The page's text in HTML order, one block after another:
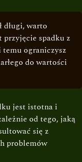
długi, warto
przyjęcie spadku z
ograniczysz
do wartości
jest istotna i
od tego, jaką
się z
problemów